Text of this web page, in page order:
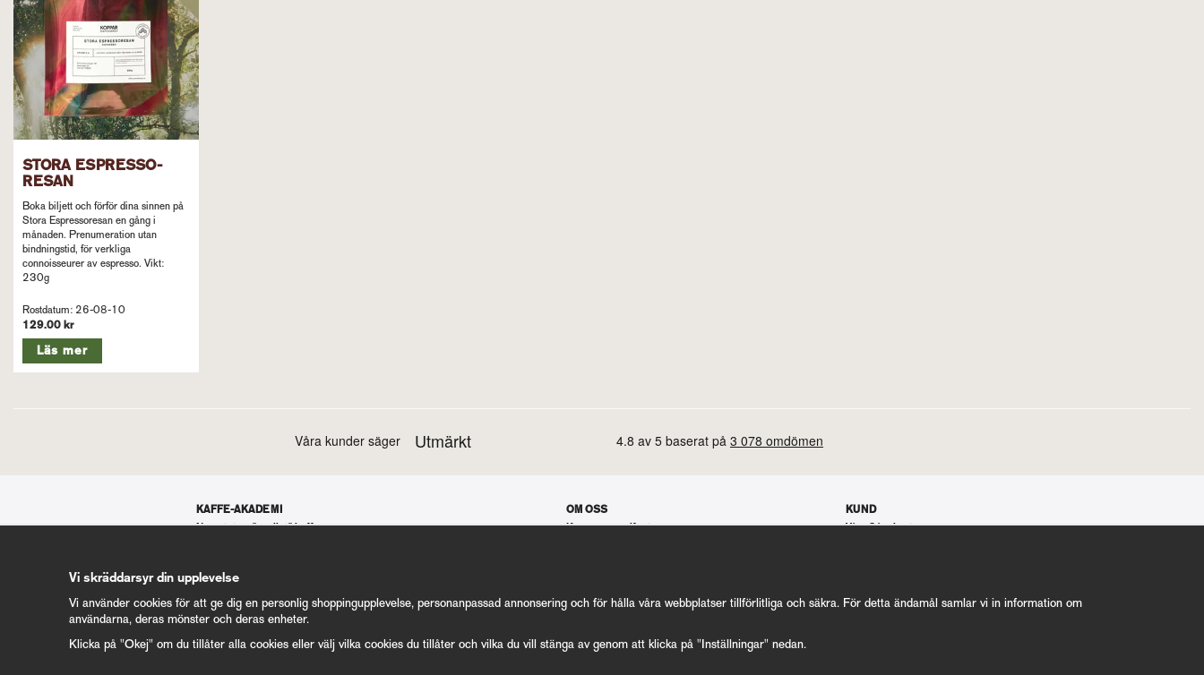
STORA ESPRESSO-
RESAN
Boka biljett och förför dina sinnen på
Stora Espressoresan en gång i
månaden. Prenumeration utan
bindningstid, för verkliga
connoisseurer av espresso. Vikt:
230g
Rostdatum: 26-08-10
129.00 kr
Läs mer
KAFFE-AKADEMI
Nyrostat vs "vanligt" kaffe
Eldsjälarna – Koppars kaffebönder
Koffeinfritt kaffe
För dig med Siemens espressomaskin
Mer Kaffe-Akademi 50+ artiklar
OM OSS
Koppars manifest
Cookie Inställningar
KUND
Våra Gåvokort
nyrostat@kafferosterietkoppar.se
Vi skräddarsyr din upplevelse
Vi använder cookies för att ge dig en personlig shoppingupplevelse, personanpassad annonsering och för hålla våra webbplatser tillförlitliga och säkra. För detta ändamål samlar vi in information om
användarna, deras mönster och deras enheter.
Klicka på "Okej" om du tillåter alla cookies eller välj vilka cookies du tillåter och vilka du vill stänga av genom att klicka på "Inställningar" nedan.